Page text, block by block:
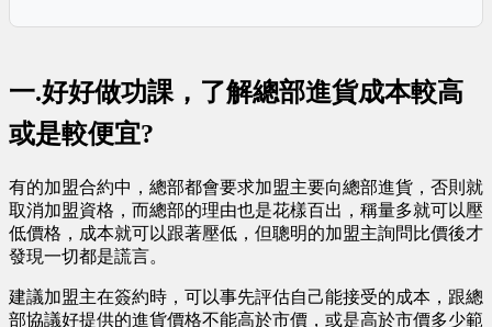
一.好好做功課，了解總部進貨成本較高
或是較便宜?
有的加盟合約中，總部都會要求加盟主要向總部進貨，否則就
取消加盟資格，而總部的理由也是花樣百出，稱量多就可以壓
低價格，成本就可以跟著壓低，但聰明的加盟主詢問比價後才
發現一切都是謊言。
建議加盟主在簽約時，可以事先評估自己能接受的成本，跟總
部協議好提供的進貨價格不能高於市價，或是高於市價多少範